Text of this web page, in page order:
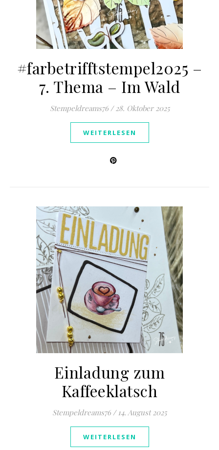
#farbetrifftstempel2025 –
7. Thema – Im Wald
Stempeldreams76 / 28. Oktober 2025
WEITERLESEN
Einladung zum
Kaffeeklatsch
Stempeldreams76 / 14. August 2025
WEITERLESEN